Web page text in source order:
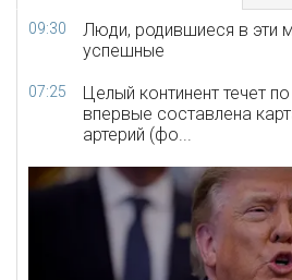
09:30
Люди, родившиеся в эти
успешные
07:25
Целый континент течет
впервые составлена
артерий (фо...